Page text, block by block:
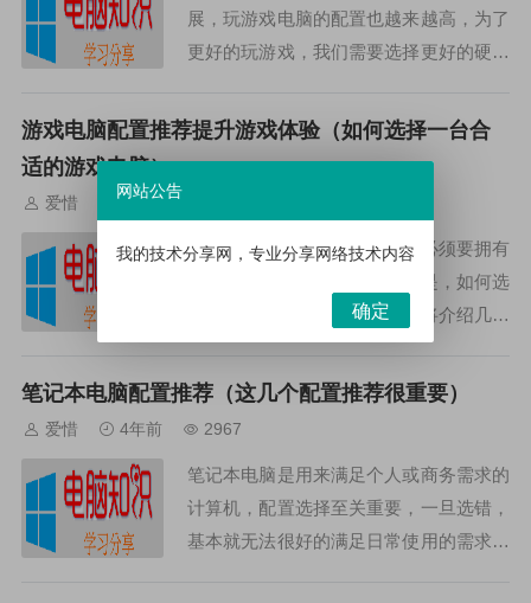
展，玩游戏电脑的配置也越来越高，为了
更好的玩游戏，我们需要选择更好的硬件
配置。CPUCPU（中央处理器）是电脑
游戏电脑配置推荐提升游戏体验（如何选择一台合
适的游戏电脑）
爱惜 4年前
想要提升游戏体验，那么玩家必须要拥有
一台性能良好的游戏电脑。但是，如何选
择一台合适的游戏电脑？以下将介绍几个
游戏电脑配置推荐，帮助玩家们更加轻松
地享受游戏乐趣。1.CPUCPU是游戏电脑
笔记本电脑配置推荐（这几个配置推荐很重要）
爱惜 4年前 2967
笔记本电脑是用来满足个人或商务需求的
计算机，配置选择至关重要，一旦选错，
基本就无法很好的满足日常使用的需求。
网站公告
我的技术分享网，专业分享网络技术内容
确定